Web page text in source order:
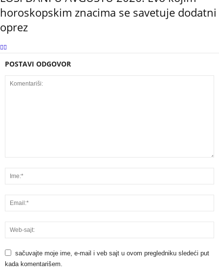
horoskopskim znacima se savetuje dodatni
oprez
POSTAVI ODGOVOR
sačuvajte moje ime, e-mail i veb sajt u ovom pregledniku sledeći put
kada komentarišem.